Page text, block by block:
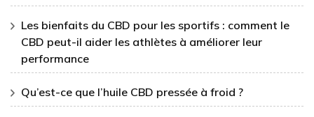
Les bienfaits du CBD pour les sportifs : comment le
CBD peut-il aider les athlètes à améliorer leur
performance
Qu’est-ce que l’huile CBD pressée à froid ?